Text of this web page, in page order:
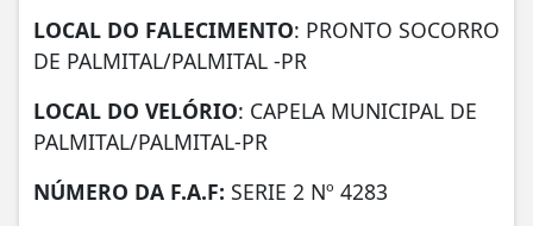
LOCAL DO FALECIMENTO: PRONTO SOCORRO
DE PALMITAL/PALMITAL -PR
LOCAL DO VELÓRIO: CAPELA MUNICIPAL DE
PALMITAL/PALMITAL-PR
NÚMERO DA F.A.F: SERIE 2 Nº 4283